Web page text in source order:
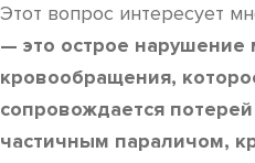
Этот вопрос интересует
— это острое нарушение
кровообращения,
сопровождается
частичным параличом,